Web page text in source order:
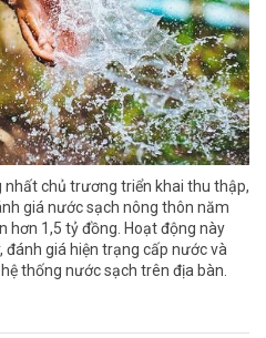
nhất chủ trương triển khai thu thập,
giá nước sạch nông thôn năm
hơn 1,5 tỷ đồng. Hoạt động này
giá hiện trạng cấp nước và
thống nước sạch trên địa bàn.